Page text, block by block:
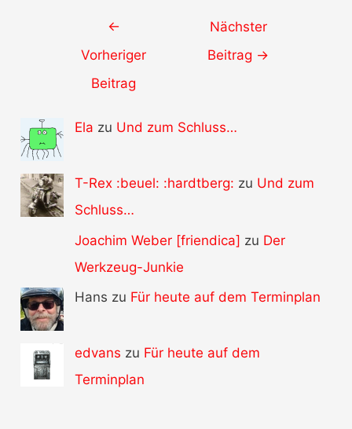
←
Vorheriger
Beitrag
Nächster
Beitrag →
Ela zu Und zum Schluss…
T-Rex :beuel: :hardtberg: zu Und zum
Schluss…
Joachim Weber [friendica] zu Der
Werkzeug-Junkie
Hans zu Für heute auf dem Terminplan
edvans zu Für heute auf dem
Terminplan